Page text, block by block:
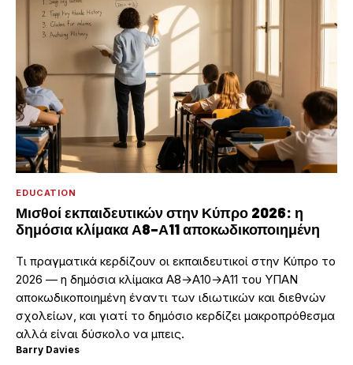
EDUCATION
Μισθοί εκπαιδευτικών στην Κύπρο 2026: η
δημόσια κλίμακα Α8–Α11 αποκωδικοποιημένη
Τι πραγματικά κερδίζουν οι εκπαιδευτικοί στην Κύπρο το
2026 — η δημόσια κλίμακα Α8→Α10→Α11 του ΥΠΑΝ
αποκωδικοποιημένη έναντι των ιδιωτικών και διεθνών
σχολείων, και γιατί το δημόσιο κερδίζει μακροπρόθεσμα
αλλά είναι δύσκολο να μπεις.
Barry Davies·